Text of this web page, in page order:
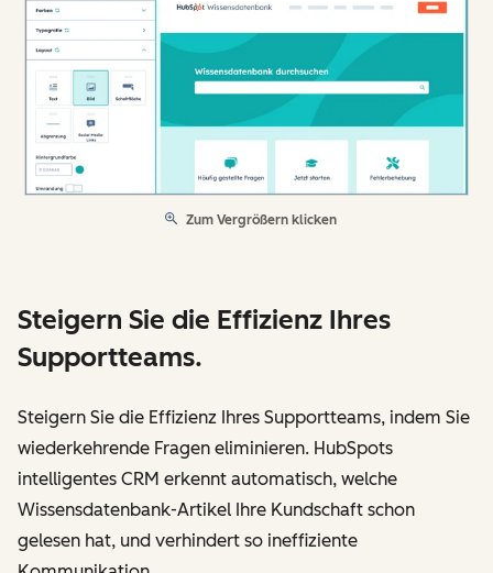
Zum Vergrößern klicken
Steigern Sie die Effizienz Ihres
Supportteams.
Steigern Sie die Effizienz Ihres Supportteams, indem Sie
wiederkehrende Fragen eliminieren. HubSpots
intelligentes CRM erkennt automatisch, welche
Wissensdatenbank-Artikel Ihre Kundschaft schon
gelesen hat, und verhindert so ineffiziente